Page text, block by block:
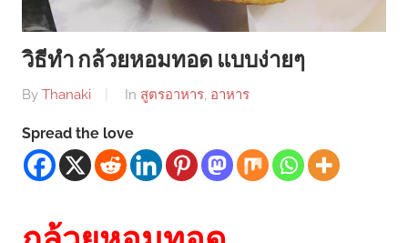
วิธีทำ กล้วยหอมทอด แบบง่ายๆ
By Thanaki In สูตรอาหาร, อาหาร
Spread the love